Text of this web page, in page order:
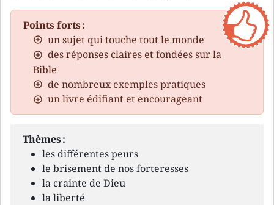
Points forts :
un sujet qui touche tout le monde
des réponses claires et fondées sur la
Bible
de nombreux exemples pratiques
un livre édifiant et encourageant
Thèmes :
les différentes peurs
le brisement de nos forteresses
la crainte de Dieu
la liberté